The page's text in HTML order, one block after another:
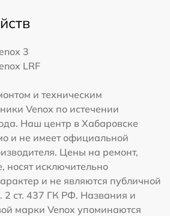
3
LRF
и техническим
Venox по истечении
Наш центр в Хабаровске
и не имеет официальной
Цены на ремонт,
носят исключительно
и не являются публичной
2 ст. 437 ГК РФ. Названия и
марки Venox упоминаются